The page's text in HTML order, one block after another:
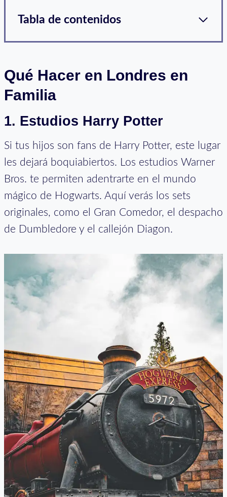
Tabla de contenidos
Qué Hacer en Londres en
Familia
1. Estudios Harry Potter
Si tus hijos son fans de Harry Potter, este lugar
les dejará boquiabiertos. Los estudios Warner
Bros. te permiten adentrarte en el mundo
mágico de Hogwarts. Aquí verás los sets
originales, como el Gran Comedor, el despacho
de Dumbledore y el callejón Diagon.